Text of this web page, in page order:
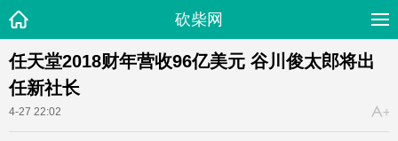
砍柴网
任天堂2018财年营收96亿美元 谷川俊太郎将出
任新社长
4-27 22:02